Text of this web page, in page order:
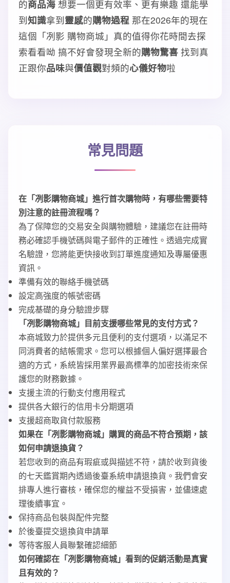
的商品海 想要一個更有效率、更有樂趣 還能學
到知識拿到靈感的購物過程 那在2026年的現在
這個「冽影 購物商城」真的值得你花時間去探
索看看呦 搞不好會發現全新的購物驚喜 找到真
正跟你品味與價值觀對頻的心儀好物啦
常見問題
在「冽影購物商城」進行首次購物時，有哪些需要特
別注意的註冊流程嗎？
為了保障您的交易安全與購物體驗，建議您在註冊時
務必確認手機號碼與電子郵件的正確性。透過完成實
名驗證，您將能更快接收到訂單進度通知及專屬優惠
資訊。
準備有效的聯絡手機號碼
設定高強度的帳號密碼
完成基礎的身分驗證步驟
「冽影購物商城」目前支援哪些常見的支付方式？
本商城致力於提供多元且便利的支付選項，以滿足不
同消費者的結帳需求。您可以根據個人偏好選擇最合
適的方式，系統皆採用業界最高標準的加密技術來保
護您的財務數據。
支援主流的行動支付應用程式
提供各大銀行的信用卡分期選項
支援超商取貨付款服務
如果在「冽影購物商城」購買的商品不符合預期，該
如何申請退換貨？
若您收到的商品有瑕疵或與描述不符，請於收到貨後
的七天鑑賞期內透過後臺系統申請退換貨。我們會安
排專人進行審核，確保您的權益不受損害，並儘速處
理後續事宜。
保持商品包裝與配件完整
於後臺提交退換貨申請單
等待客服人員聯繫確認細節
如何確認在「冽影購物商城」看到的促銷活動是真實
且有效的？